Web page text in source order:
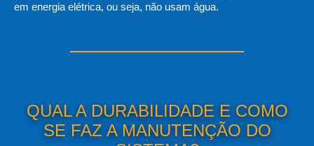
em energia elétrica, ou seja, não usam água.
QUAL A DURABILIDADE E COMO
SE FAZ A MANUTENÇÃO DO